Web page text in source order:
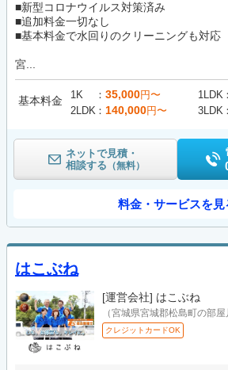
■新型コロナウイルス対策済み
■追加料金一切なし
■基本料金で水回りのクリーニングも対応
宮...
基本料金 1K 35,000円〜 1LDK
2LDK
140,000円〜 3LDK
ネットで見積・
相談する （無料）
料金・サービスを見
はこぶね
[運営会社] はこぶね
（宮城県宮城郡松島町の部屋
クレジットカードOK